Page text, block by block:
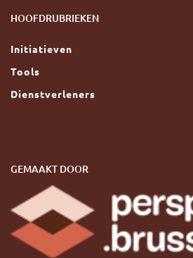
HOOFDRUBRIEKEN
Initiatieven
Tools
Dienstverleners
GEMAAKT DOOR